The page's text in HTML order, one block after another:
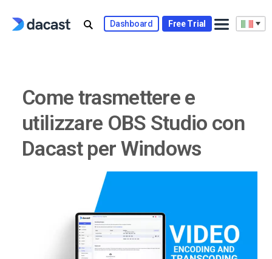
Dashboard Free Trial
Come trasmettere e
utilizzare OBS Studio con
Dacast per Windows